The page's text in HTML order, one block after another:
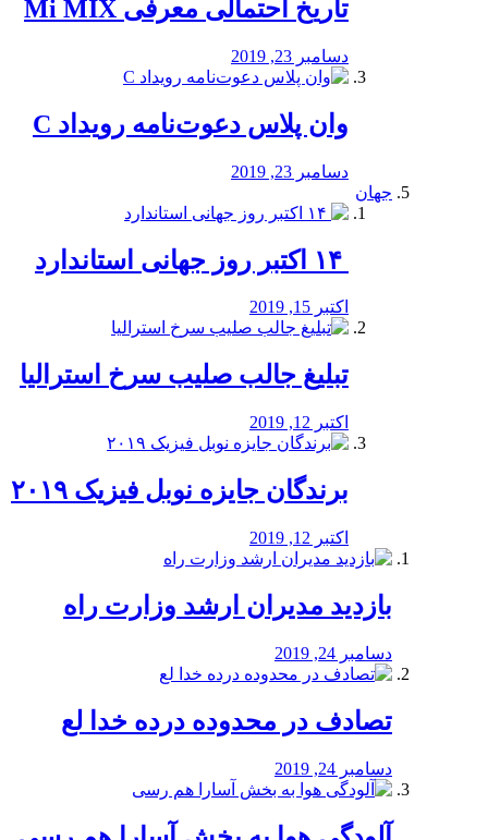
تاریخ احتمالی معرفی Mi MIX
دسامبر 23, 2019
وان پلاس دعوت‌نامه رویداد C
دسامبر 23, 2019
جهان
اکتبر 15, 2019
تبلیغ جالب صلیب سرخ استرالیا
اکتبر 12, 2019
برندگان جایزه نوبل فیزیک ۲۰۱۹
اکتبر 12, 2019
بازدید مدیران ارشد وزارت راه
دسامبر 24, 2019
تصادف در محدوده درده خدا لع
دسامبر 24, 2019